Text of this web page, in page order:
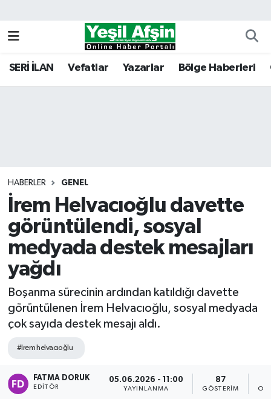
SERİ İLAN Vefatlar Yazarlar Bölge Haberleri
HABERLER GENEL
İrem Helvacıoğlu davette
görüntülendi, sosyal
medyada destek mesajları
yağdı
Boşanma sürecinin ardından katıldığı davette
görüntülenen İrem Helvacıoğlu, sosyal medyada
çok sayıda destek mesajı aldı.
#Irem helvacıoğlu
FATMA DORUK
EDITÖR
05.06.2026 - 11:00
YAYINLANMA
87
GÖSTERIM
Kahramanmaraş Nöbetçi Eczaneler
Tüm Manşetler
Son Dakika Haberleri
Haber Arşivi